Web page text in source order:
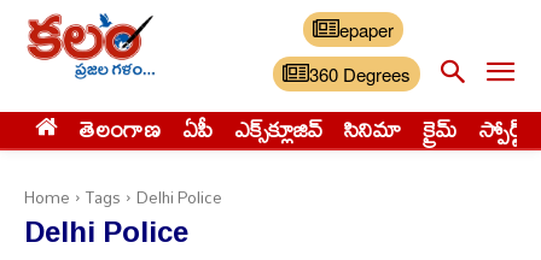
epaper
360 Degrees
తెలంగాణ ఏపీ ఎక్స్‌క్లూజివ్‌ సినిమా క్రైమ్ స్పోర్ట్స్
Home Tags Delhi Police
Delhi Police